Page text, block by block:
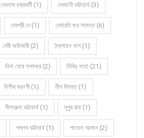
দেবনাথ চক্রবর্তী (1) দেবযানী ভট্টাচার্য (3)
দেবশ্রী দে (1) দেবারতি গুহ সামন্ত (6)
দেবী অধিকারী (2) দ্বৈপায়ন নাগ (1)
নিনা ঘোষ সমাদ্দার (2) নিবিড় সাহা (21)
নিশীথ ষড়ংগী (1) নীল দিগন্ত (1)
নীলাঞ্জনা ভট্টাচার্য (1) নূপুর রায় (1)
পল্লব ভট্টাচার্য (1) পাভেল আমান (2)